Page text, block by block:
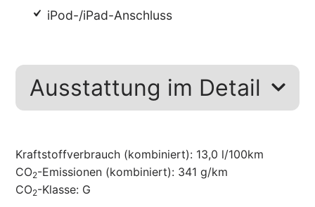
iPod-/iPad-Anschluss
Ausstattung im Detail
Kraftstoffverbrauch (kombiniert): 13,0 l/100km
CO2-Emissionen (kombiniert): 341 g/km
CO2-Klasse: G